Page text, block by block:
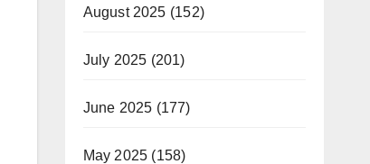
August 2025 (152)
July 2025 (201)
June 2025 (177)
May 2025 (158)